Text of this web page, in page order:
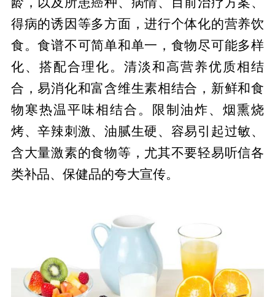
得病的诱因等多方面，进行个体化的营养饮
食。食谱不可简单和单一，食物尽可能多样
化、搭配合理化。清淡和高营养优质相结
合，易消化和富含维生素相结合，新鲜和食
物寒热温平味相结合。限制油炸、烟熏烧
烤、辛辣刺激、油腻生硬、容易引起过敏、
含大量激素的食物等，尤其不要轻易听信各
类补品、保健品的夸大宣传。